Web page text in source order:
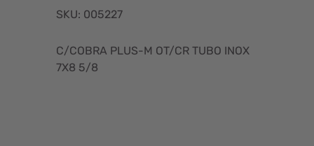
SKU: 005227
C/COBRA PLUS-M OT/CR TUBO INOX
7X8 5/8